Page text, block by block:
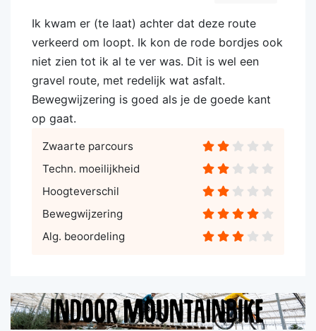
Ik kwam er (te laat) achter dat deze route
verkeerd om loopt. Ik kon de rode bordjes ook
niet zien tot ik al te ver was. Dit is wel een
gravel route, met redelijk wat asfalt.
Bewegwijzering is goed als je de goede kant
op gaat.
Zwaarte parcours
Techn. moeilijkheid
Hoogteverschil
Bewegwijzering
Alg. beoordeling